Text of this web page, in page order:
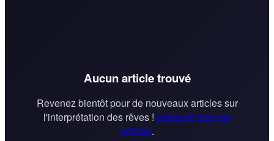
Aucun article trouvé
Revenez bientôt pour de nouveaux articles sur
l'interprétation des rêves ! parcourir tous les
articles.